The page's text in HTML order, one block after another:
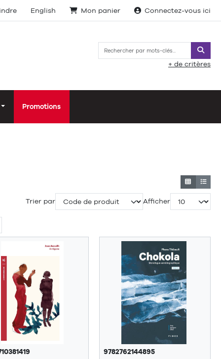
English Mon panier Connectez-vous ici
+ de critères
Promotions
Trier par Afficher
9782762144895